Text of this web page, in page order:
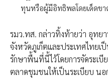
ทุนหรือผู้มีอิทธิพลโดยเด็ดขา
รมว.ทส. กล่าวทิ้งท้ายว่า อุท
จังหวัดภูเก็ตและประเทศไทย
รักษาพื้นที่นี้ไว้โดยการจัดระเบี
ตลาดชุมชนให้เป็นระเบียบ น